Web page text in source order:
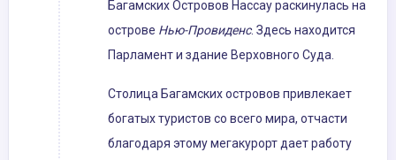
Багамских Островов Нассау раскинулась на
острове Нью-Провиденс. Здесь находится
Парламент и здание Верховного Суда.
Столица Багамских островов привлекает
богатых туристов со всего мира, отчасти
благодаря этому мегакурорт дает работу